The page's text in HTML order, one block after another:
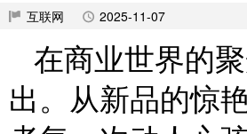
互联网 2025-11-07
在商业世界的
出。从新品的惊